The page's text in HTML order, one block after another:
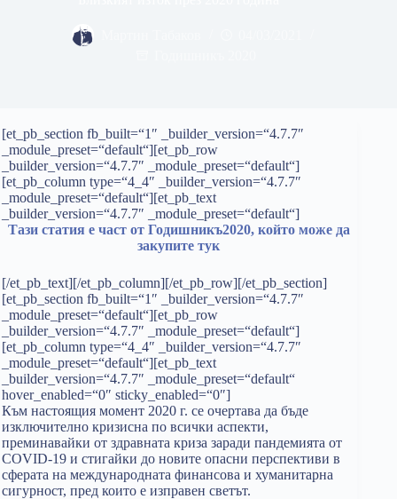
[et_pb_section fb_built=“1″ _builder_version=“4.7.7″
_module_preset=“default“][et_pb_row
_builder_version=“4.7.7″ _module_preset=“default“]
[et_pb_column type=“4_4″ _builder_version=“4.7.7″
_module_preset=“default“][et_pb_text
_builder_version=“4.7.7″ _module_preset=“default“]
Тази статия е част от Годишникъ2020, който може да
закупите тук
[/et_pb_text][/et_pb_column][/et_pb_row][/et_pb_section]
[et_pb_section fb_built=“1″ _builder_version=“4.7.7″
_module_preset=“default“][et_pb_row
_builder_version=“4.7.7″ _module_preset=“default“]
[et_pb_column type=“4_4″ _builder_version=“4.7.7″
_module_preset=“default“][et_pb_text
_builder_version=“4.7.7″ _module_preset=“default“
hover_enabled=“0″ sticky_enabled=“0″]
Към настоящия момент 2020 г. се очертава да бъде
изключително кризисна по всички аспекти,
преминавайки от здравната криза заради пандемията от
COVID-19 и стигайки до новите опасни перспективи в
сферата на международната финансова и хуманитарна
сигурност, пред които е изправен светът.